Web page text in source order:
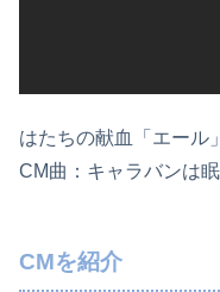
はたちの献血「エール
CM曲：キャラバンは
CMを紹介